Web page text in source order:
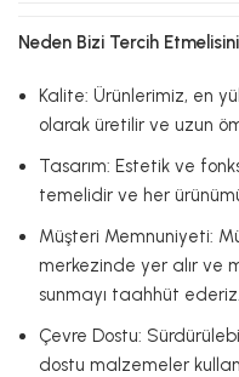
Neden Bizi Tercih
Kalite: Ürünlerimiz, en
olarak üretilir ve uzun
Tasarım: Estetik ve
temelidir ve her
Müşteri Memnuniyeti:
merkezinde yer alır ve
sunmayı taahhüt ederiz.
Çevre Dostu:
dostu malzemeler